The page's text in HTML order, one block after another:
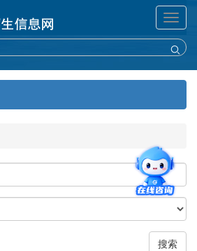
展
开
导
关
键
字关
键
字
搜索